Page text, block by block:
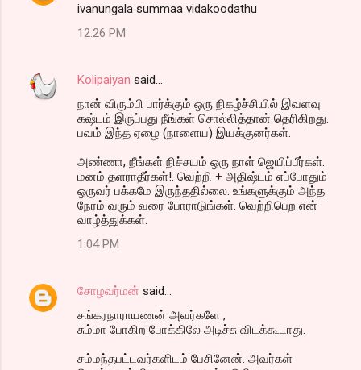
ivanungala summaa vidakoodathu
12:26 PM
Kolipaiyan said…
நான் விரும்பி பார்க்கும் ஒரு நிகழ்ச்சியில் இவளவு
கஷ்டம் இருப்பது நீங்கள் சொல்லித்தான் தெரிகிறது.
பவம் இந்த ஏழை (நாளைய) இயக்குனர்கள்.
அண்ணா, நீங்கள் நிச்சயம் ஒரு நாள் ஜெயிப்பீர்கள்.
மனம் தளராதீர்கள்!. வெற்றி + அதிஷ்டம் எப்போதும்
ஒருவர் பக்கமே இருந்ததில்லை. உங்களுக்கும் அந்த
நேரம் வரும் வரை போராடுங்கள். வெற்றிபெற என்
வாழ்த்துக்கள்.
1:04 PM
சோழவர்மன் said…
சங்கரநாராயணன் அவர்களே ,
சும்மா போகிற போக்கிலே அடிச்சு விடக்கூடாது.
சம்மந்தபட்டவர்களிடம் பேசினேன். அவர்கள்